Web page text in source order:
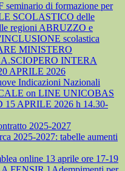
di formazione per
SCOLASTICO delle
regioni ABRUZZO e
scolastica
MINISTERO
INTERA
APRILE 2026
Indicazioni Nazionali
on LINE UNICOBAS
APRILE 2026 h 14.30-
2025-2027
2025-2027: tabelle aumenti
online 13 aprile ore 17-19